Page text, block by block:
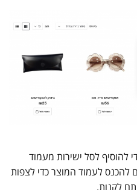
להוסיף לסל ישירות מעמוד
להכנס לעמוד המוצר כדי לצפות
לקנות.